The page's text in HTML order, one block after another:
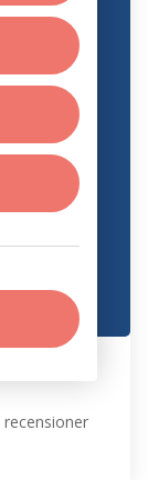
recensioner